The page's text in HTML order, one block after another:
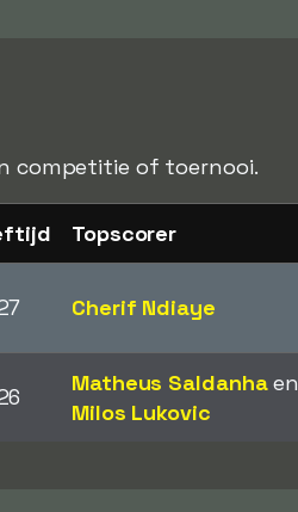
competitie of toernooi.
Topscorer
Cherif Ndiaye
Matheus Saldanhaen
Milos Lukovic